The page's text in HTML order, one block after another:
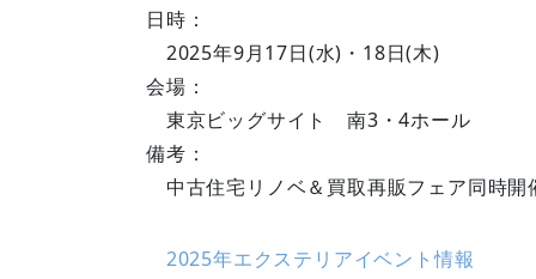
日時：
2025年9月17日(水)・18日(木)
会場：
東京ビッグサイト 南3・4ホール
備考：
中古住宅リノベ＆買取再販フェア同時開
2025年エクステリアイベント情報